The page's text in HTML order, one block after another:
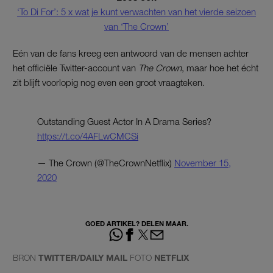
‘To Di For’: 5 x wat je kunt verwachten van het vierde seizoen
van ‘The Crown’
Eén van de fans kreeg een antwoord van de mensen achter
het officiële Twitter-account van The Crown, maar hoe het écht
zit blijft voorlopig nog even een groot vraagteken.
Outstanding Guest Actor In A Drama Series?
https://t.co/4AFLwCMCSi
— The Crown (@TheCrownNetflix) November 15,
2020
GOED ARTIKEL? DELEN MAAR.
BRON TWITTER/DAILY MAIL FOTO NETFLIX